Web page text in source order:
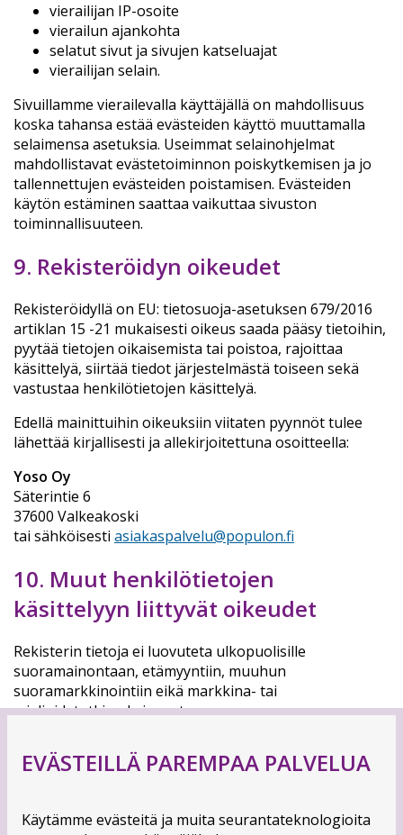
vierailijan IP-osoite
vierailun ajankohta
selatut sivut ja sivujen katseluajat
vierailijan selain.
Sivuillamme vierailevalla käyttäjällä on mahdollisuus
koska tahansa estää evästeiden käyttö muuttamalla
selaimensa asetuksia. Useimmat selainohjelmat
mahdollistavat evästetoiminnon poiskytkemisen ja jo
tallennettujen evästeiden poistamisen. Evästeiden
käytön estäminen saattaa vaikuttaa sivuston
toiminnallisuuteen.
9. Rekisteröidyn oikeudet
Rekisteröidyllä on EU: tietosuoja-asetuksen 679/2016
artiklan 15 -21 mukaisesti oikeus saada pääsy tietoihin,
pyytää tietojen oikaisemista tai poistoa, rajoittaa
käsittelyä, siirtää tiedot järjestelmästä toiseen sekä
vastustaa henkilötietojen käsittelyä.
Edellä mainittuihin oikeuksiin viitaten pyynnöt tulee
lähettää kirjallisesti ja allekirjoitettuna osoitteella:
Yoso Oy
Säterintie 6
37600 Valkeakoski
tai sähköisesti asiakaspalvelu@populon.fi
10. Muut henkilötietojen
käsittelyyn liittyvät oikeudet
Rekisterin tietoja ei luovuteta ulkopuolisille
suoramainontaan, etämyyntiin, muuhun
suoramarkkinointiin eikä markkina- tai
mielipidetutkimuksia varten.
POPULON
Säterintie 6, 37600 Valkeakoski
EVÄSTEILLÄ PAREMPAA PALVELUA
Käytämme evästeitä ja muita seurantateknologioita